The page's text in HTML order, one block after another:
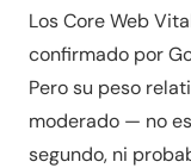
Los Core Web
confirmado por
Pero su peso
moderado — no
segundo, ni